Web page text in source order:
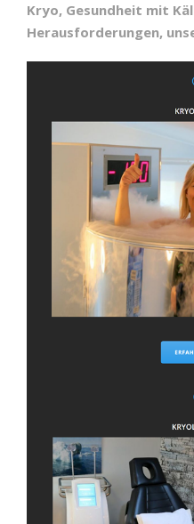
Kryo, Gesundheit mit
Herausforderungen,